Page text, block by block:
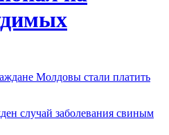
Молдовы стали платить
случай заболевания свиным